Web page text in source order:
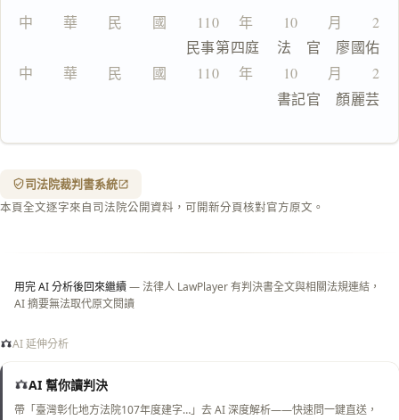
中　　華　　民　　國　　110 　年　　10　　月　　29
                  民事第四庭    法　官　廖國佑
中　　華　　民　　國　　110 　年　　10　　月　　29
                                書記官　顏麗芸
司法院裁判書系統
本頁全文逐字來自司法院公開資料，可開新分頁核對官方原文。
用完 AI 分析後回來繼續— 法律人 LawPlayer 有判決書全文與相關法規連結，
AI 摘要無法取代原文閱讀
AI 延伸分析
AI 幫你讀判決
帶「臺灣彰化地方法院107年度建字…」去 AI 深度解析——快速問一鍵直送，
複製給 AI
去換行複製
匯出 PDF
精美列印